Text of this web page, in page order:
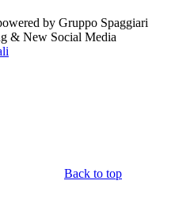
by Gruppo Spaggiari
& New Social Media
Back to top